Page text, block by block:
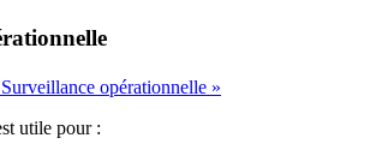
opérationnelle »
utile pour :